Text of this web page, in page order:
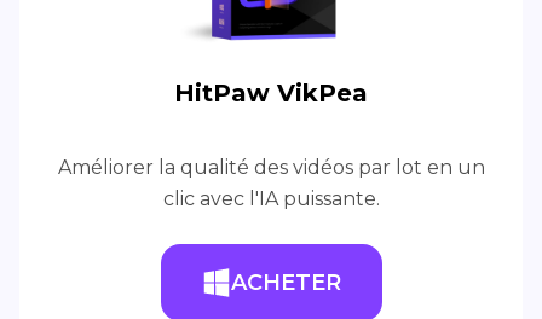
HitPaw VikPea
Améliorer la qualité des vidéos par lot en un
clic avec l'IA puissante.
ACHETER